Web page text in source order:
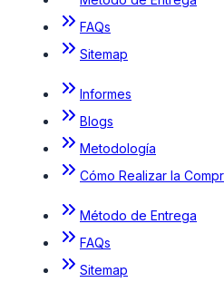
FAQs
Sitemap
Informes
Blogs
Metodología
Cómo Realizar la
Método de Entrega
FAQs
Sitemap